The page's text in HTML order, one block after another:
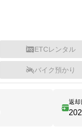
ETCレンタル
バイク預かり
返却